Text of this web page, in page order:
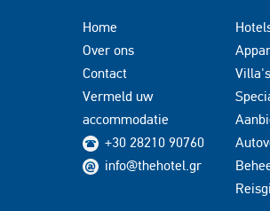
Home
Over ons
Contact
Vermeld uw
accommodatie
+30 28210 90760
info@thehotel.gr
Villa's